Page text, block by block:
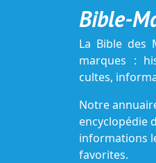
Bible-
La Bible des
marques :
cultes,
Notre
encyclopédie
informations
favorites.